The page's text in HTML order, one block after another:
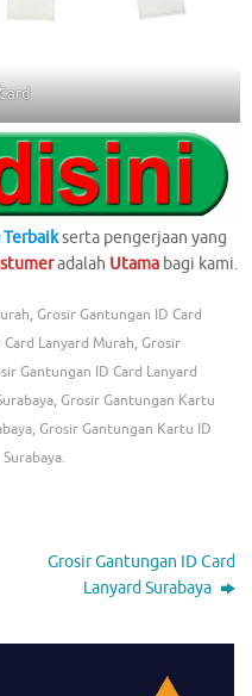
Terbaikserta pengerjaan yang
adalah Utama bagi kami.
, Grosir Gantungan ID Card
Lanyard Murah, Grosir
Gantungan ID Card Lanyard
, Grosir Gantungan Kartu
, Grosir Gantungan Kartu ID
.
Grosir Gantungan ID Card
Lanyard Surabaya